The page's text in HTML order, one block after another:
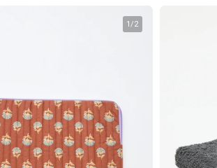
1/2